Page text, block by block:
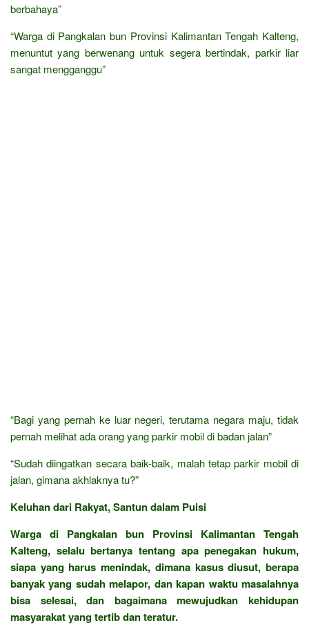
berbahaya”
“Warga di Pangkalan bun Provinsi Kalimantan Tengah Kalteng,
menuntut yang berwenang untuk segera bertindak, parkir liar
sangat mengganggu”
“Bagi yang pernah ke luar negeri, terutama negara maju, tidak
pernah melihat ada orang yang parkir mobil di badan jalan”
“Sudah diingatkan secara baik-baik, malah tetap parkir mobil di
jalan, gimana akhlaknya tu?”
Keluhan dari Rakyat, Santun dalam Puisi
Warga di Pangkalan bun Provinsi Kalimantan Tengah
Kalteng, selalu bertanya tentang apa penegakan hukum,
siapa yang harus menindak, dimana kasus diusut, berapa
banyak yang sudah melapor, dan kapan waktu masalahnya
bisa selesai, dan bagaimana mewujudkan kehidupan
masyarakat yang tertib dan teratur.